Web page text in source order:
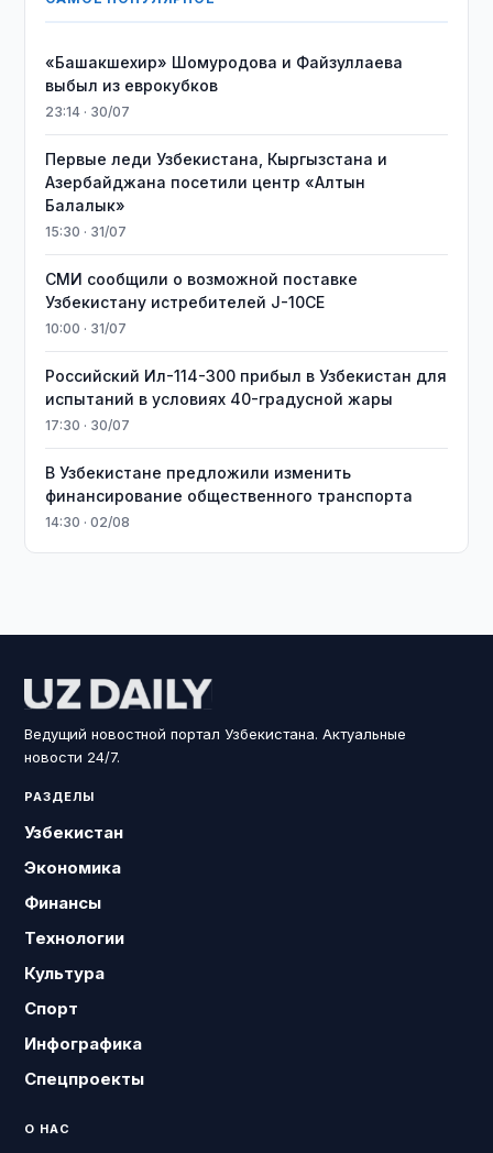
«Башакшехир» Шомуродова и Файзуллаева
выбыл из еврокубков
23:14 · 30/07
Первые леди Узбекистана, Кыргызстана и
Азербайджана посетили центр «Алтын
Балалык»
15:30 · 31/07
СМИ сообщили о возможной поставке
Узбекистану истребителей J-10CE
10:00 · 31/07
Российский Ил-114-300 прибыл в Узбекистан для
испытаний в условиях 40-градусной жары
17:30 · 30/07
В Узбекистане предложили изменить
финансирование общественного транспорта
14:30 · 02/08
Ведущий новостной портал Узбекистана. Актуальные
новости 24/7.
РАЗДЕЛЫ
Узбекистан
Экономика
Финансы
Технологии
Культура
Спорт
Инфографика
Спецпроекты
О НАС